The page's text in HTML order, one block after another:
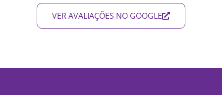
VER AVALIAÇÕES NO GOOGLE